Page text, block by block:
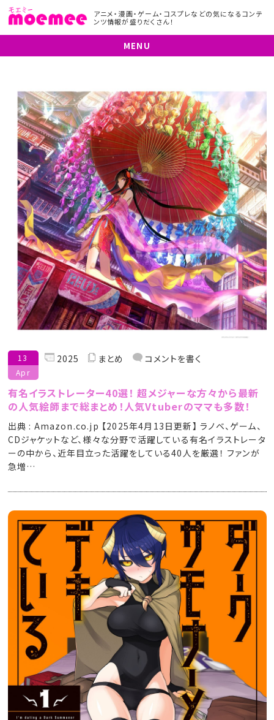
アニメ・漫画・ゲーム・コスプレなどの気になるコンテ
ンツ情報が盛りだくさん！
MENU
13
Apr
2025 まとめ コメントを書く
有名イラストレーター40選！ 超メジャーな方々から最新
の人気絵師まで総まとめ！人気Vtuberのママも多数！
出典 : Amazon.co.jp 【2025年4月13日更新】 ラノベ、ゲーム、
CDジャケットなど、様々な分野で活躍している有名イラストレータ
ーの中から、近年目立った活躍をしている40人を厳選！ ファンが
急増…